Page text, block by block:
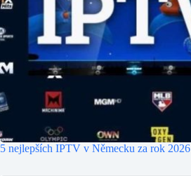
5 nejlepších IPTV v Německu za rok 2026